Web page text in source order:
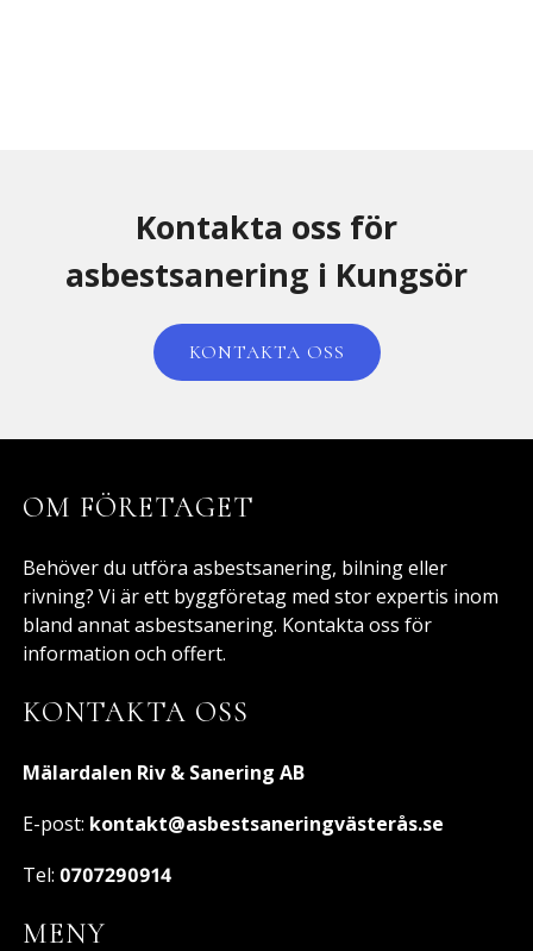
Kontakta oss för
asbestsanering i Kungsör
KONTAKTA OSS
OM FÖRETAGET
Behöver du utföra asbestsanering, bilning eller
rivning? Vi är ett byggföretag med stor expertis inom
bland annat asbestsanering. Kontakta oss för
information och offert.
KONTAKTA OSS
Mälardalen Riv & Sanering AB
E-post: kontakt@asbestsaneringvästerås.se
Tel:0707290914
MENY